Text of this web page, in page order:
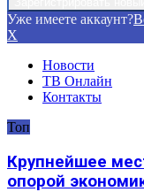
Уже имеете аккаунт?
X
Новости
ТВ Онлайн
Контакты
Топ
Крупнейшее
опорой